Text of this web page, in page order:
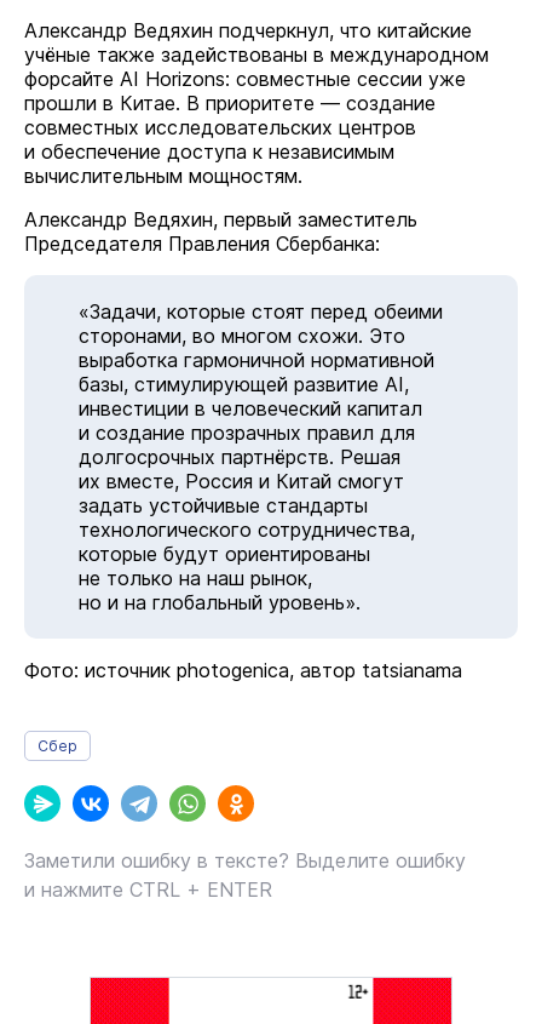
Александр Ведяхин подчеркнул, что китайские
учёные также задействованы в международном
форсайте AI Horizons: совместные сессии уже
прошли в Китае. В приоритете — создание
совместных исследовательских центров
и обеспечение доступа к независимым
вычислительным мощностям.
Александр Ведяхин, первый заместитель
Председателя Правления Сбербанка:
«Задачи, которые стоят перед обеими
сторонами, во многом схожи. Это
выработка гармоничной нормативной
базы, стимулирующей развитие AI,
инвестиции в человеческий капитал
и создание прозрачных правил для
долгосрочных партнёрств. Решая
их вместе, Россия и Китай смогут
задать устойчивые стандарты
технологического сотрудничества,
которые будут ориентированы
не только на наш рынок,
но и на глобальный уровень».
Фото: источник photogenica, автор tatsianama
Сбер
Заметили ошибку в тексте? Выделите ошибку
и нажмите CTRL + ENTER